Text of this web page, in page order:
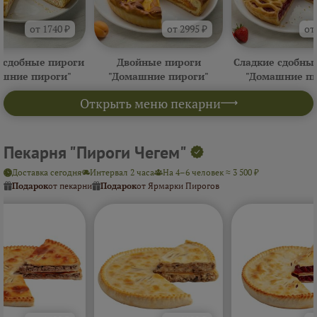
Открыть меню пекарни
от 1740 ₽
пироги
пироги"
от 2995 ₽
Двойные пироги
"Домашние пироги"
от
Сладкие
"Домашние
Пекарня "Пироги Чегем"
Доставка сегодня Интервал 2 часа
На 4–6 человек ≈ 3 500 ₽
Подарокот пекарни Подарокот Ярмарки Пирогов